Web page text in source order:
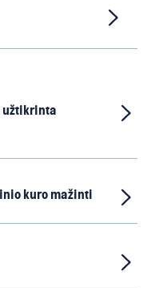
užtikrinta
kuro mažinti